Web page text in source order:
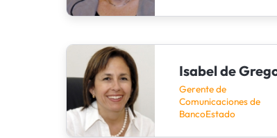
Isabel de
Gerente de
Comunicaciones de
BancoEstado